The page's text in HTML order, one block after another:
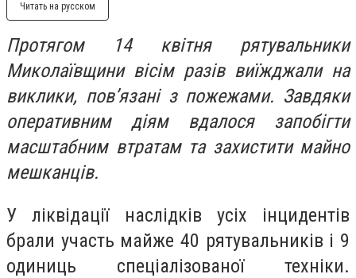
Читать на русском
Протягом 14 квітня рятувальники
Миколаївщини вісім разів виїжджали на
виклики, пов’язані з пожежами. Завдяки
оперативним діям вдалося запобігти
масштабним втратам та захистити майно
мешканців.
У ліквідації наслідків усіх інцидентів
брали участь майже 40 рятувальників і 9
одиниць спеціалізованої техніки.